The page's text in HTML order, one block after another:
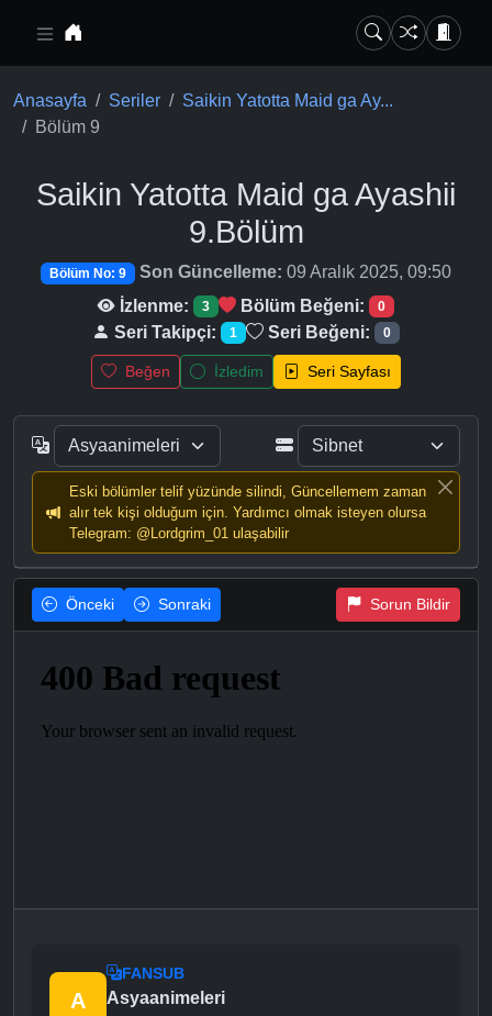
Anasayfa Seriler
Saikin Yatotta Maid ga Ay...
Bölüm 9
Saikin Yatotta Maid ga Ayashii
9.Bölüm
Bölüm No: 9 Son Güncelleme: 09 Aralık 2025, 09:50
İzlenme:
3 Bölüm Beğeni: 0
Seri Takipçi: 1 Seri Beğeni: 0
Beğen İzledim Seri Sayfası
Eski bölümler telif yüzünde silindi, Güncellemem zaman
alır tek kişi olduğum için. Yardımcı olmak isteyen olursa
Telegram: @Lordgrim_01 ulaşabilir
Önceki Sonraki Sorun Bildir
A
FANSUB
Asyaanimeleri